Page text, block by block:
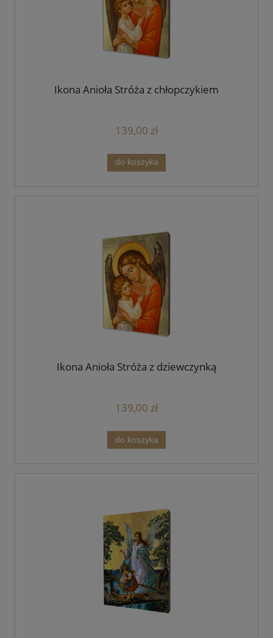
Ikona Anioła Stróża z chłopczykiem
139,00 zł
do koszyka
Ikona Anioła Stróża z dziewczynką
139,00 zł
do koszyka